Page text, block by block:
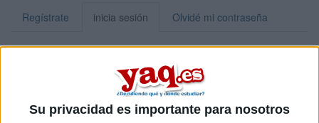
Su privacidad es importante para nosotros
Regístrate inicia sesión Olvidé mi contraseña
Puedes iniciar sesión introduciendo tu nombre de usuario o tu
dirección de correo electrónico.